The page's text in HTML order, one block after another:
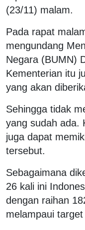
(23/11) malam.
Pada rapat
mengundang
Negara (BUMN)
Kementerian itu
yang akan
Sehingga tidak
yang sudah ada.
juga dapat
tersebut.
Sebagaimana
26 kali ini
dengan raihan
melampaui